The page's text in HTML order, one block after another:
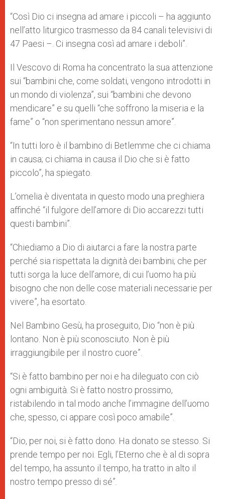
“Così Dio ci insegna ad amare i piccoli – ha aggiunto
nell’atto liturgico trasmesso da 84 canali televisivi di
47 Paesi –. Ci insegna così ad amare i deboli”.
Il Vescovo di Roma ha concentrato la sua attenzione
sui “bambini che, come soldati, vengono introdotti in
un mondo di violenza”, sui “bambini che devono
mendicare” e su quelli “che soffrono la miseria e la
fame” o “non sperimentano nessun amore”.
“In tutti loro è il bambino di Betlemme che ci chiama
in causa; ci chiama in causa il Dio che si è fatto
piccolo”, ha spiegato.
L’omelia è diventata in questo modo una preghiera
affinché “il fulgore dell’amore di Dio accarezzi tutti
questi bambini”.
“Chiediamo a Dio di aiutarci a fare la nostra parte
perché sia rispettata la dignità dei bambini; che per
tutti sorga la luce dell’amore, di cui l’uomo ha più
bisogno che non delle cose materiali necessarie per
vivere”, ha esortato.
Nel Bambino Gesù, ha proseguito, Dio “non è più
lontano. Non è più sconosciuto. Non è più
irraggiungibile per il nostro cuore”.
“Si è fatto bambino per noi e ha dileguato con ciò
ogni ambiguità. Si è fatto nostro prossimo,
ristabilendo in tal modo anche l’immagine dell’uomo
che, spesso, ci appare così poco amabile”.
“Dio, per noi, si è fatto dono. Ha donato se stesso. Si
prende tempo per noi. Egli, l’Eterno che è al di sopra
del tempo, ha assunto il tempo, ha tratto in alto il
nostro tempo presso di sé”.